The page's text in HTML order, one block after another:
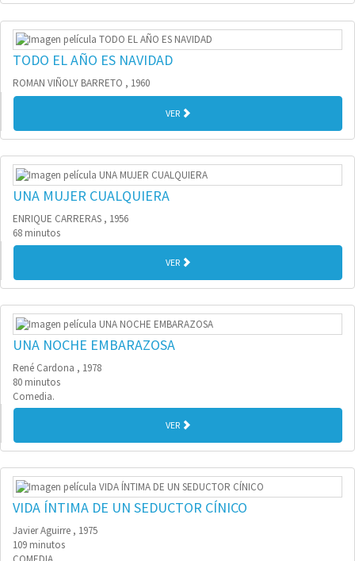
TODO EL AÑO ES NAVIDAD
ROMAN VIÑOLY BARRETO , 1960
VER
UNA MUJER CUALQUIERA
ENRIQUE CARRERAS , 1956
68 minutos
VER
UNA NOCHE EMBARAZOSA
René Cardona , 1978
80 minutos
Comedia.
VER
VIDA ÍNTIMA DE UN SEDUCTOR CÍNICO
Javier Aguirre , 1975
109 minutos